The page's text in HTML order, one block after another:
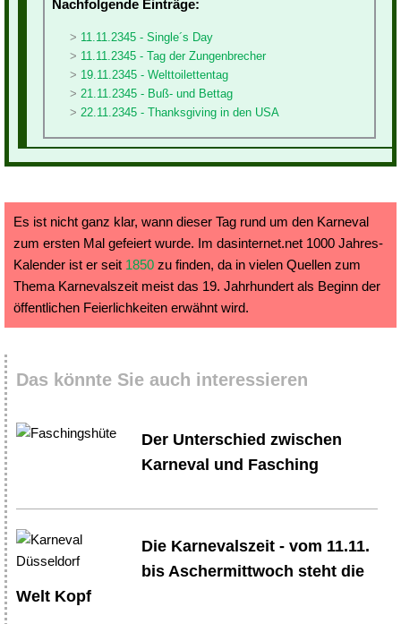
Nachfolgende Einträge:
11.11.2345 - Single´s Day
11.11.2345 - Tag der Zungenbrecher
19.11.2345 - Welttoilettentag
21.11.2345 - Buß- und Bettag
22.11.2345 - Thanksgiving in den USA
Es ist nicht ganz klar, wann dieser Tag rund um den Karneval
zum ersten Mal gefeiert wurde. Im dasinternet.net 1000 Jahres-
Kalender ist er seit 1850 zu finden, da in vielen Quellen zum
Thema Karnevalszeit meist das 19. Jahrhundert als Beginn der
öffentlichen Feierlichkeiten erwähnt wird.
Das könnte Sie auch interessieren
Der Unterschied zwischen
Karneval und Fasching
Die Karnevalszeit - vom 11.11.
bis Aschermittwoch steht die
Welt Kopf